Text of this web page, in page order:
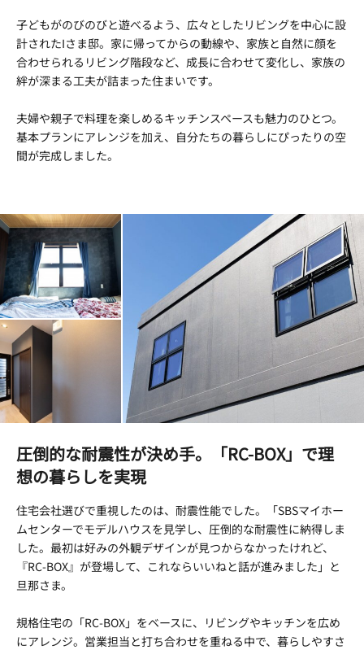
子どもがのびのびと遊べるよう、広々としたリビングを中心に設
計されたIさま邸。家に帰ってからの動線や、家族と自然に顔を
合わせられるリビング階段など、成長に合わせて変化し、家族の
絆が深まる工夫が詰まった住まいです。
夫婦や親子で料理を楽しめるキッチンスペースも魅力のひとつ。
基本プランにアレンジを加え、自分たちの暮らしにぴったりの空
間が完成しました。
圧倒的な耐震性が決め手。「RC-BOX」で理
想の暮らしを実現
住宅会社選びで重視したのは、耐震性能でした。「SBSマイホー
ムセンターでモデルハウスを見学し、圧倒的な耐震性に納得しま
した。最初は好みの外観デザインが見つからなかったけれど、
『RC-BOX』が登場して、これならいいねと話が進みました」と
旦那さま。
規格住宅の「RC-BOX」をベースに、リビングやキッチンを広め
にアレンジ。営業担当と打ち合わせを重ねる中で、暮らしやすさ